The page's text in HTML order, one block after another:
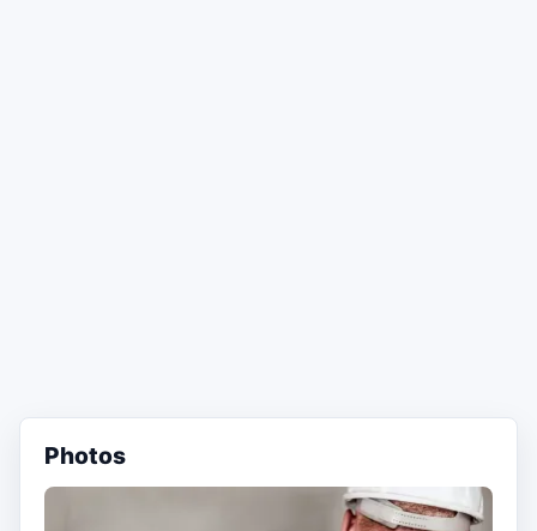
Photos